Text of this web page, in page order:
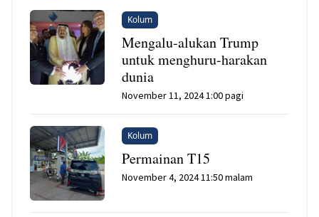
Kolum
Mengalu-alukan Trump
untuk menghuru-harakan
dunia
November 11, 2024 1:00 pagi
Kolum
Permainan T15
November 4, 2024 11:50 malam